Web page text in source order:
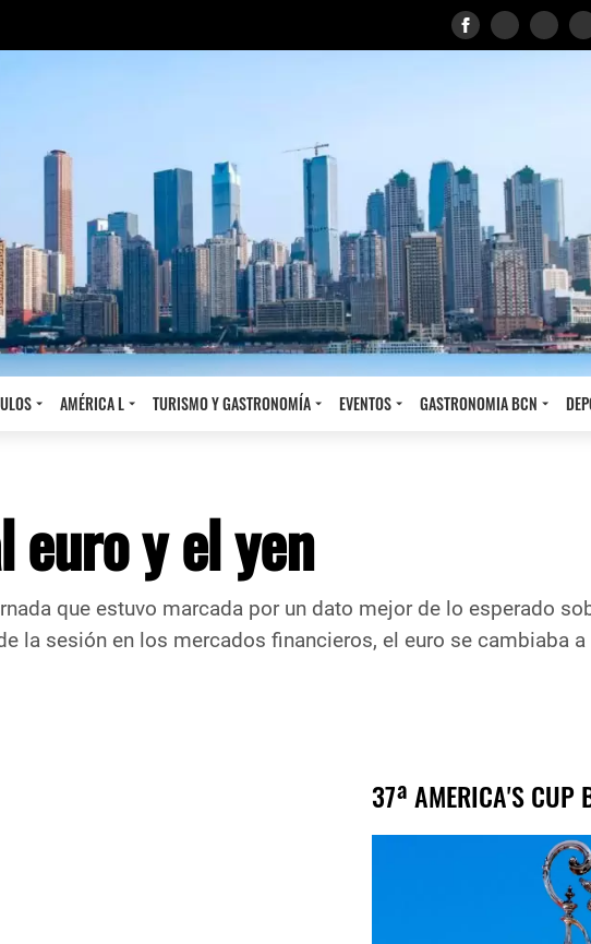
AMÉRICA L TURISMO Y GASTRONOMÍA EVENTOS GASTRONOMIA BCN
euro y el yen
que estuvo marcada por un dato mejor de lo esperado
la sesión en los mercados financieros, el euro se cambiaba
37ª AMERICA'S CUP